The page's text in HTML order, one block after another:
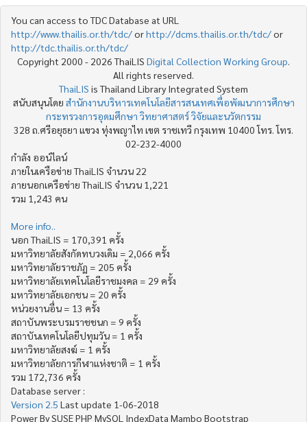
You can access to TDC Database at URL
http://www.thailis.or.th/tdc/orhttp://dcms.thailis.or.th/tdc/or
http://tdc.thailis.or.th/tdc/
Copyright 2000 - 2026 ThaiLIS Digital Collection Working Group
All rights reserved.
ThaiLIS is Thailand Library Integrated System
สนับสนุนโดย สำนักงานบริหารเทคโนโลยีสารสนเทศเพื่อพัฒนาการศึกษา
กระทรวงการอุดมศึกษา วิทยาศาสตร์ วิจัยและนวัตกรรม
328 ถ.ศรีอยุธยา แขวง ทุ่งพญาไท เขต ราชเทวี กรุงเทพ 10400 โทร. โทร.
02-232-4000
กำลัง ออน์ไลน์
ภายในเครือข่าย ThaiLIS จำนวน 22
ภายนอกเครือข่าย ThaiLIS จำนวน 1,221
รวม 1,243 คน
More info..
นอก ThaiLIS = 170,391 ครั้ง
มหาวิทยาลัยสังกัดทบวงเดิม = 2,066 ครั้ง
มหาวิทยาลัยราชภัฏ = 205 ครั้ง
มหาวิทยาลัยเทคโนโลยีราชมงคล = 29 ครั้ง
มหาวิทยาลัยเอกชน = 20 ครั้ง
หน่วยงานอื่น = 13 ครั้ง
สถาบันพระบรมราชชนก = 9 ครั้ง
สถาบันเทคโนโลยีปทุมวัน = 1 ครั้ง
มหาวิทยาลัยสงฆ์ = 1 ครั้ง
มหาวิทยาลัยการกีฬาแห่งชาติ = 1 ครั้ง
รวม 172,736 ครั้ง
Database server :
Version 2.5 Last update 1-06-2018
Power By SUSE PHP MySQL IndexData Mambo Bootstrap